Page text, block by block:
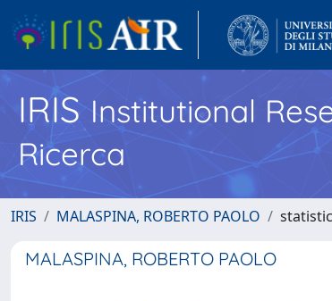
IRISInstitutional
Ricerca
IRIS MALASPINA, ROBERTO PAOLO
MALASPINA, ROBERTO PAOLO